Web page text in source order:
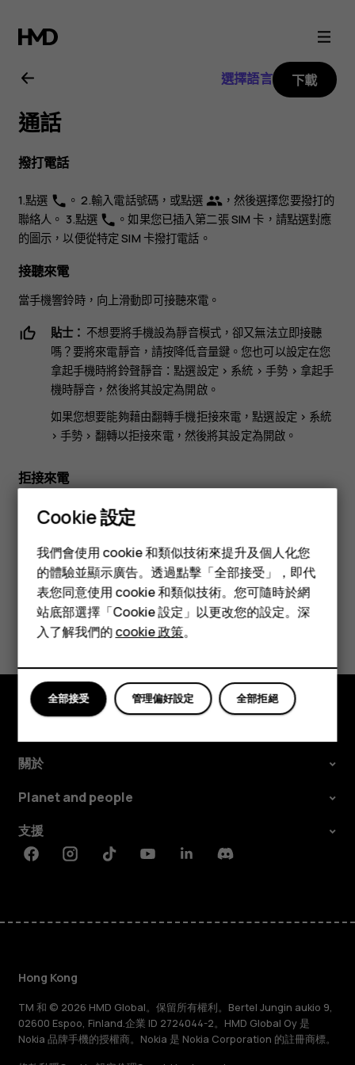
Nokia
9
PureView
用
戶
指
南
智慧型手機
功能型手機
配件
平板電腦
選擇語言 下載
通話
撥打電話
1.點選 phone 。 2.輸入電話號碼，或點選 group ，然後選擇您要撥打的
聯絡人。 3.點選 phone 。如果您已插入第二張 SIM 卡，請點選對應
的圖示，以便從特定 SIM 卡撥打電話。
接聽來電
當手機響鈴時，向上滑動即可接聽來電。
貼士： 不想要將手機設為靜音模式，卻又無法立即接聽
嗎？要將來電靜音，請按降低音量鍵。您也可以設定在您
拿起手機時將鈴聲靜音：點選設定 > 系統 >手勢 > 拿起手
機時靜音 ，然後將其設定為開啟。
如果您想要能夠藉由翻轉手機拒接來電，點選設定 > 系統
>手勢 > 翻轉以拒接來電，然後將其設定為開啟。
拒接來電
要拒接來電，請向下滑動。
您認為這有幫助嗎？
關於
Planet and people
支援
FacebookInstagramTiktokYoutubeLinkedinDiscord
Hong Kong
TM 和 © 2026 HMD Global。保留所有權利。Bertel Jungin aukio 9,
02600 Espoo, Finland.企業 ID 2724044-2。HMD Global Oy 是
Nokia 品牌手機的授權商。Nokia 是 Nokia Corporation 的註冊商標。
Cookie 設定
我們會使用 cookie 和類似技術來提升及個人化您
的體驗並顯示廣告。透過點擊「全部接受」，即代
表您同意使用 cookie 和類似技術。您可隨時於網
站底部選擇「Cookie 設定」以更改您的設定。深
入了解我們的cookie 政策。
全部拒絕
管理偏好設定
全部接受